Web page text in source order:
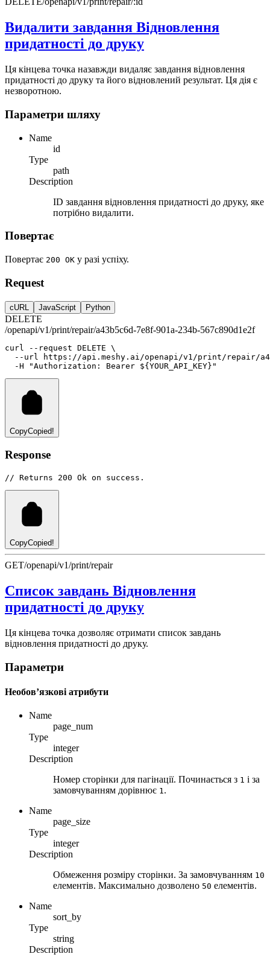
Видалити завдання Відновлення
придатності до друку
Ця кінцева точка назавжди видаляє завдання відновлення
придатності до друку та його відновлений результат. Ця дія є
незворотною.
Параметри шляху
Name
id
Type
path
Description
ID завдання відновлення придатності до друку, яке
потрібно видалити.
Повертає
Повертає 200 OK у разі успіху.
Request
cURL JavaScript Python
DELETE
/openapi/v1/print/repair/a43b5c6d-7e8f-901a-234b-567c890d1e2f
curl --request DELETE \
--url
https://api.meshy.ai/openapi/v1/print/repair/
-H
"Authorization: Bearer ${YOUR_API_KEY}"
CopyCopied!
Response
// Returns 200 Ok on success.
CopyCopied!
GET/openapi/v1/print/repair
Список завдань Відновлення
придатності до друку
Ця кінцева точка дозволяє отримати список завдань
відновлення придатності до друку.
Параметри
Необов’язкові атрибути
Name
page_num
Type
integer
Description
Номер сторінки для пагінації. Починається з 1 і за
замовчуванням дорівнює 1.
Name
page_size
Type
integer
Description
Обмеження розміру сторінки. За замовчуванням 10
елементів. Максимально дозволено 50 елементів.
Name
sort_by
Type
string
Description